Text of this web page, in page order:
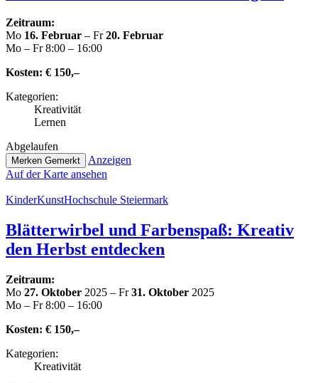
Zeitraum:
Mo 16. Februar – Fr20. Februar
Mo – Fr 8:00 – 16:00
Kosten: € 150,–
Kate­go­rien:
Krea­ti­vi­tät
Lernen
Abge­lau­fen
Merken Gemerkt
Anzeigen
Auf der Karte ansehen
Kin­der­Kunst­Hoch­schu­le Steiermark
Blät­ter­wir­bel und Far­ben­spaß: Kreativ
den Herbst entdecken
Zeitraum:
Mo 27. Oktober 2025 – Fr31. Oktober 2025
Mo – Fr 8:00 – 16:00
Kosten: € 150,–
Kate­go­rien:
Krea­ti­vi­tät